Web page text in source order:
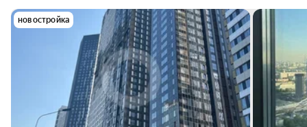
новостройка